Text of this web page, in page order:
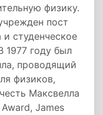
физику.
пост
студенческое
1977 году был
проводящий
физиков,
Максвелла
James